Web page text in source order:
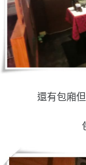
還有包廂